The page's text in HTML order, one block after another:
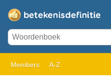
Members A-Z